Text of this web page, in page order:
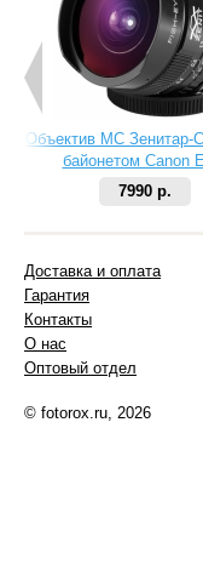
Объектив МС Зенитар-
байонетом Canon
7990 р.
Доставка и оплата
Гарантия
Контакты
О нас
Оптовый отдел
© fotorox.ru, 2026